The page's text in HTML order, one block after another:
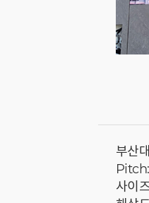
부산
사이